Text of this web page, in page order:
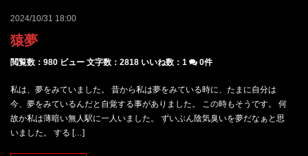
2024/10/31 18:00
猿夢
閲覧数：980 ビュー 文字数：2818 いいね数： 1 0件
私は、夢をみていました。 昔から私は夢をみている時に、たまに自分は
今、夢をみているんだと自覚する事がありました。 この時もそうです。 何
故か私は薄暗い無人駅に一人いました。 ずいぶん陰気臭いを夢だなぁと思
いました。 する […]